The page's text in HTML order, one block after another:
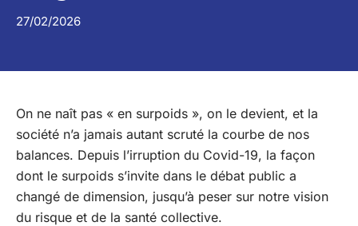
27/02/2026
On ne naît pas « en surpoids », on le devient, et la
société n’a jamais autant scruté la courbe de nos
balances. Depuis l’irruption du Covid-19, la façon
dont le surpoids s’invite dans le débat public a
changé de dimension, jusqu’à peser sur notre vision
du risque et de la santé collective.